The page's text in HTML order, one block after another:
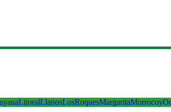
LitoralLlanosLosRoquesMargaritaMorrocoy